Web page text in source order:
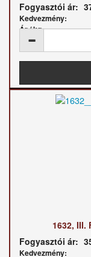
Fogyasztói ár:
Kedvezmény:
Ár / kg:
1632, III.
Fogyasztói ár:
Kedvezmény: